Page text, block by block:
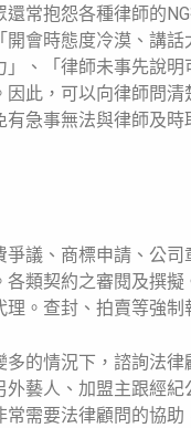
常抱怨各種律師的
會時態度冷漠、講
、「律師未事先說
此，可以向律師問
急事無法與律師及時
議、商標申請、公
類契約之審閱及撰
。查封、拍賣等強制
的情況下，諮詢法律
藝人、加盟主跟經
需要法律顧問的協